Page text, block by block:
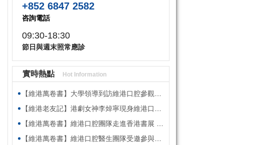
+852 6847 2582
咨詢電話
09:30-18:30
節日與週末照常應診
實時熱點 Hot Information
【維港萬卷書】大學領導到訪維港口腔參觀交流 高度讚賞院感消毒與規範化管理
【維港老友記】港劇女神李焯寧現身維港口腔擔任一日店長，分享護牙心得
【維港萬卷書】維港口腔團隊走進香港書展 感受閱讀力量拓寬專業視野
【維港萬卷書】維港口腔醫生團隊受邀參與美國登士柏西諾德專題研討 聚焦無牙頜種植修復前沿策略